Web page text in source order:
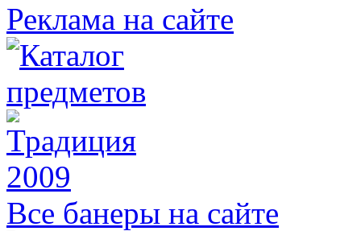
Реклама на сайте
Все банеры на сайте